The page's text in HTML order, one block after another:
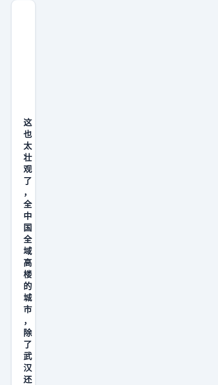
这
也
太
壮
观
了
，
全
中
国
全
域
高
楼
的
城
市
，
除
了
武
汉
还